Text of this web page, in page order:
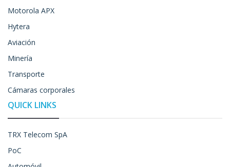
Motorola APX
Hytera
Aviación
Minería
Transporte
Cámaras corporales
QUICK LINKS
TRX Telecom SpA
PoC